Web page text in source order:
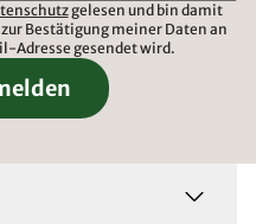
gelesen und bin damit
Bestätigung meiner Daten an
Adresse gesendet wird.